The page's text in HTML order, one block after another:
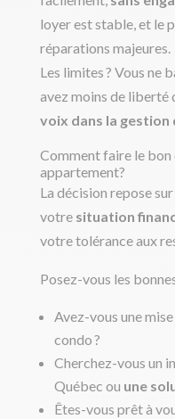
loyer est stable, et le
réparations majeures.
Les limites ? Vous ne
avez moins de liberté
voix dans la gestion
Comment faire le bon
appartement?
La décision repose
votre situation
votre tolérance aux
Posez-vous les
Avez-vous une
condo ?
Cherchez-vous un
Québec ou une
Êtes-vous prêt à